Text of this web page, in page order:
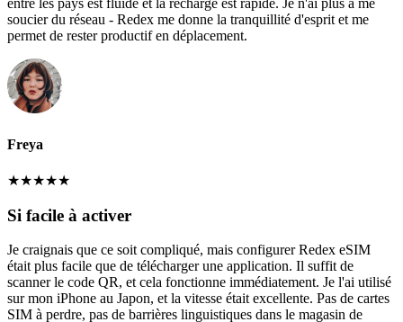
entre les pays est fluide et la recharge est rapide. Je n'ai plus à me
soucier du réseau - Redex me donne la tranquillité d'esprit et me
permet de rester productif en déplacement.
Freya
★★★★★
Si facile à activer
Je craignais que ce soit compliqué, mais configurer Redex eSIM
était plus facile que de télécharger une application. Il suffit de
scanner le code QR, et cela fonctionne immédiatement. Je l'ai utilisé
sur mon iPhone au Japon, et la vitesse était excellente. Pas de cartes
SIM à perdre, pas de barrières linguistiques dans le magasin de